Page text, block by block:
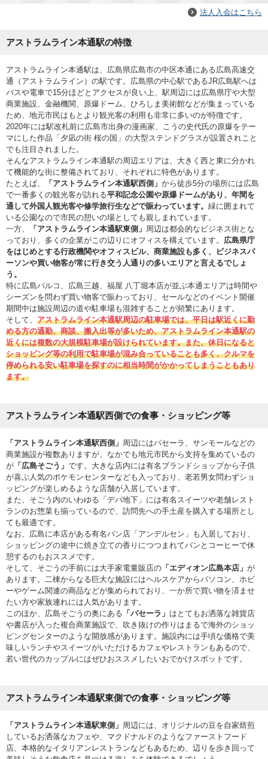
法人入会はこちら
アストラムライン本通駅の特徴
アストラムライン本通駅は、広島県広島市の中区本通にある広島高速交
通（アストラムライン）の駅です。広島県の中心駅であるJR広島駅へは
バスや電車で15分ほどとアクセスが良い上、駅周辺には広島県庁や大型
商業施設、金融機関、原爆ドーム、ひろしま美術館などが集まっている
ため、地元市民はもとより観光客の利用も非常に多いのが特徴です。
2020年には駅改札前に広島市出身の漫画家、こうの史代氏の原爆をテー
マにした作品「夕凪の街 桜の国」の大型ステンドグラスが設置されこと
でも注目されました。
そんなアストラムライン本通駅の周辺エリアは、大きく西と東に分かれ
て機能的な街に整備されており、それぞれに特色があります。
たとえば、
「アストラムライン本通駅西側」 から徒歩5分の場所には広島
で一番多くの観光客が訪れる平和記念公園や原爆ドームがあり、年間を
通して外国人観光客や修学旅行生などで賑わっています。 緑に囲まれて
いる公園なので市民の憩いの場としても親しまれています。
一方、
「アストラムライン本通駅東側」 周辺は都会的なビジネス街とな
っており、多くの企業がこの辺りにオフィスを構えています。 広島県庁
をはじめとする行政機関やオフィスビル、商業施設も多く、ビジネスパ
ーソンや買い物客が常に行き交う人通りの多いエリアと言えるでしょ
う。
特に広島パルコ、広島三越、福屋 八丁堀本店が並ぶ本通エリアは時間や
シーズンを問わず買い物客で賑わっており、セールなどのイベント開催
期間中は施設周辺の道や駐車場も混雑することが頻繁にあります。
そして、 アストラムライン本通駅周辺の駐車場では、平日は駅近くに勤
める方の通勤、商談、搬入出等が多いため、アストラムライン本通駅の
近くには複数の大規模駐車場が設けられています。また、休日になると
ショッピング等の利用で駐車場が混み合っていることも多く、クルマを
停められる安い駐車場を探すのに相当時間がかかってしまうこともあり
ます。
アストラムライン本通駅西側での食事・ショッピング等
「アストラムライン本通駅西側」 周辺にはパセーラ、サンモールなどの
商業施設が複数ありますが、なかでも地元市民から支持を集めているの
が 「広島そごう」 です。大きな店内には有名ブランドショップから子供
が喜ぶ人気のポケモンセンターなども入っており、老若男女問わずショ
ッピングが楽しめるような店舗が入居しています。
また、そごう内のいわゆる「デパ地下」には有名スイーツや老舗レスト
ランのお惣菜も揃っているので、訪問先への手土産を購入する場所とし
ても最適です。
なお、広島に本店がある有名パン店「アンデルセン」も入居しており、
ショッピングの途中に焼き立ての香りにつつまれてパンとコーヒーで休
憩するのもおススメです。
そして、そごうの手前には大手家電量販店の 「エディオン広島本店」 が
あります。二棟からなる巨大な施設にはヘルスケアからパソコン、ホビ
ーやゲーム関連の商品などが集められており、一か所で買い物を済ませ
たい方や家族連れには人気があります。
このほか、広島そごうの奥にある 「パセーラ」 はとてもお洒落な雑貨店
や書店が入った複合商業施設で、吹き抜けの作りはまるで海外のショッ
ピングセンターのような開放感があります。施設内には手頃な価格で美
味しいランチやスイーツがいただけるカフェやレストランもあるので、
若い世代のカップルにはぜひおススメしたいおでかけスポットです。
アストラムライン本通駅東側での食事・ショッピング等
「アストラムライン本通駅東側」 周辺には、オリジナルの豆を自家焙煎
しているお洒落なカフェや、マクドナルドのようなファーストフード
店、本格的なイタリアンレストランなどもあるため、辺りを歩き回って